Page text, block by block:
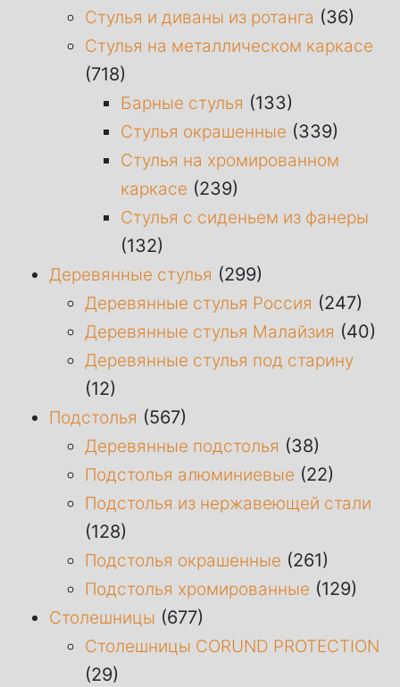
Стулья и диваны из ротанга (36)
Стулья на металлическом каркасе
(718)
Барные стулья (133)
Стулья окрашенные (339)
Стулья на хромированном
каркасе (239)
Стулья с сиденьем из фанеры
(132)
Деревянные стулья (299)
Деревянные стулья Россия (247)
Деревянные стулья Малайзия (40)
Деревянные стулья под старину
(12)
Подстолья (567)
Деревянные подстолья (38)
Подстолья алюминиевые (22)
Подстолья из нержавеющей стали
(128)
Подстолья окрашенные (261)
Подстолья хромированные (129)
Столешницы (677)
Столешницы CORUND PROTECTION
(29)